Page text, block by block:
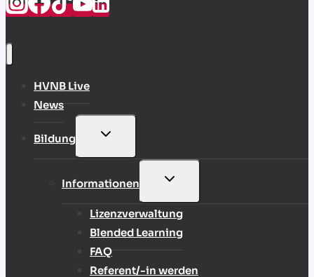
HVNB Live
News
Bildung
UNTERMENÜ
Informationen
UNTERMENÜ
Lizenzverwaltung
Blended Learning
FAQ
Referent/-in werden